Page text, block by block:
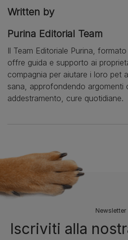
Written by
Purina Editorial Team
Il Team Editoriale Purina,
offre guida e supporto ai
compagnia per aiutare i loro pet
sana, approfondendo argomenti
addestramento, cure quotidiane.
Newsletter
Iscriviti alla